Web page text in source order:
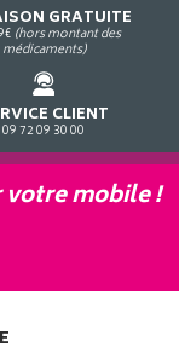
GRATUITE
(hors montant des
médicaments)
CLIENT
09 72 09 30 00
votre mobile !